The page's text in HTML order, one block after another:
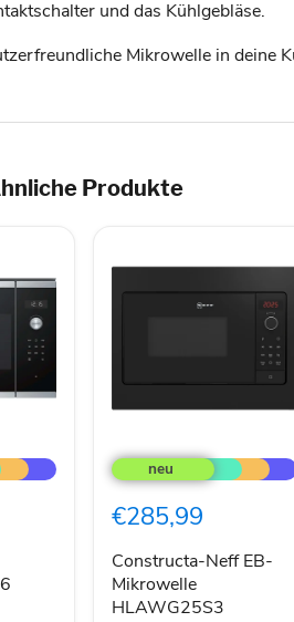
und das Kühlgebläse.
Mikrowelle in deine
Produkte
Neff
EB-
HLAWG25S3
€285,99
Constructa-Neff EB-
Mikrowelle
HLAWG25S3